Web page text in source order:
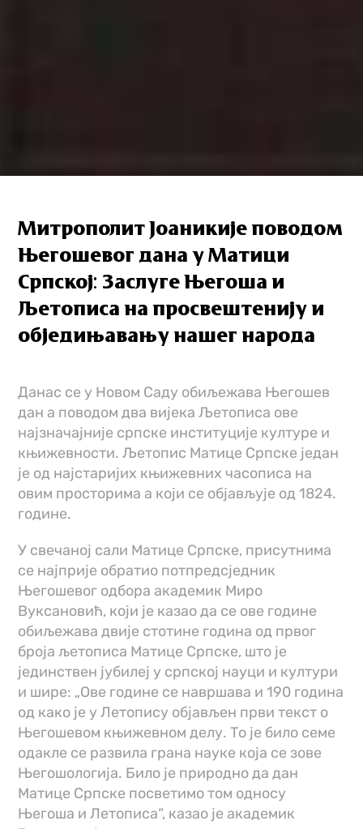
Митрополит Јоаникије поводом
Његошевог дана у Матици
Српској: Заслуге Његоша и
Љетописа на просвештенију и
обједињавању нашег народа
Данас се у Новом Саду обиљежава Његошев
дан а поводом два вијека Љетописа ове
најзначајније српске институције културе и
књижевности. Љетопис Матице Српске један
је од најстаријих књижевних часописа на
овим просторима а који се објављује од 1824.
године.
У свечаној сали Матице Српске, присутнима
се најприје обратио потпредсједник
Његошевог одбора академик Миро
Вуксановић, који је казао да се ове године
обиљежава двије стотине година од првог
броја љетописа Матице Српске, што је
јединствен јубилеј у српској науци и култури
и шире: „Ове године се навршава и 190 година
од како је у Летопису објављен први текст о
Његошевом књижевном делу. То је било семе
одакле се развила грана науке која се зове
Његошологија. Било је природно да дан
Матице Српске посветимо том односу
Његоша и Летописа“, казао је академик